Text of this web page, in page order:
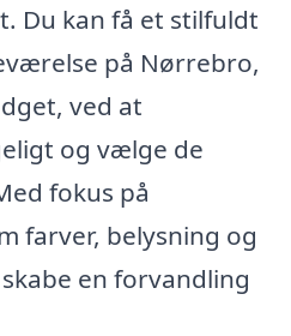
Du kan få et stilfuldt
på Nørrebro,
ved at
og vælge de
fokus på
farver, belysning og
en forvandling